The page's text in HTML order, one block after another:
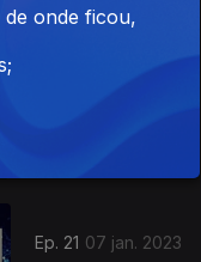
Ep. 21 07 jan. 2023
onde ficou,